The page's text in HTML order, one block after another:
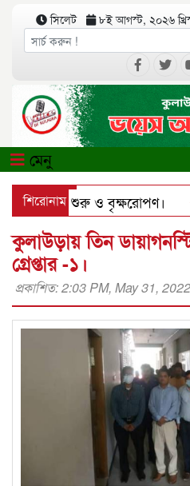
সিলেট ৮ই আগস্ট, ২০২৬
মেনু
শিরোনাম
কার্যক্রম শুরু ও বৃক্ষরোপণ।
ব্যবহার করে প্রতারণার চেষ্টা।
কুলাউড়ায় তিন
গ্রেপ্তার -১।
প্রকাশিত: 2:03 PM, May 31, 2022